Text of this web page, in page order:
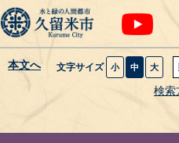
本文へ 文字サイズ 小 中 大
検索
暮らし・届出